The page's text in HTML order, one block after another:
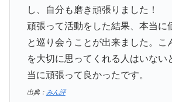
し、自分も磨き頑張りました！
頑張って活動をした結果、本当に
と巡り会うことが出来ました。こ
を大切に思ってくれる人はいない
当に頑張って良かったです。
出典： みん評